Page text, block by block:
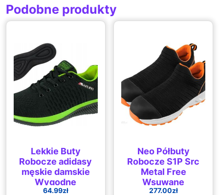
Podobne produkty
Lekkie Buty
Robocze adidasy
męskie damskie
Wygodne
64.99zł
Neo Półbuty
Robocze S1P Src
Metal Free
Wsuwane
277.00zł